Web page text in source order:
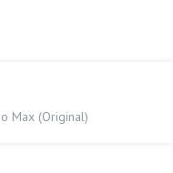
Max (Original)